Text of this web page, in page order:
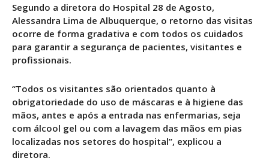
Segundo a diretora do Hospital 28 de Agosto,
Alessandra Lima de Albuquerque, o retorno das visitas
ocorre de forma gradativa e com todos os cuidados
para garantir a segurança de pacientes, visitantes e
profissionais.
“Todos os visitantes são orientados quanto à
obrigatoriedade do uso de máscaras e à higiene das
mãos, antes e após a entrada nas enfermarias, seja
com álcool gel ou com a lavagem das mãos em pias
localizadas nos setores do hospital”, explicou a
diretora.